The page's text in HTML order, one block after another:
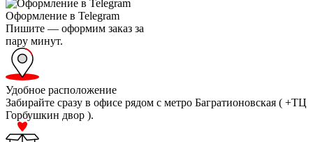
Оформление в Telegram
Пишите — оформим заказ за
пару минут.
Удобное расположение
Забирайте сразу в офисе рядом с метро Багратионовская ( +ТЦ
Горбушкин двор ).